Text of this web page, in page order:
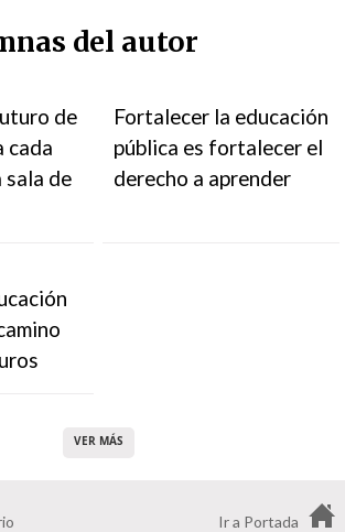
del autor
de
cada
sala de
Fortalecer la educación
pública es fortalecer el
derecho a aprender
VER MÁS
Ir a Portada